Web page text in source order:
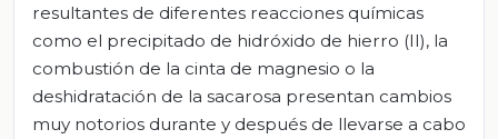
resultantes de diferentes reacciones químicas
como el precipitado de hidróxido de hierro (II), la
combustión de la cinta de magnesio o la
deshidratación de la sacarosa presentan cambios
muy notorios durante y después de llevarse a cabo